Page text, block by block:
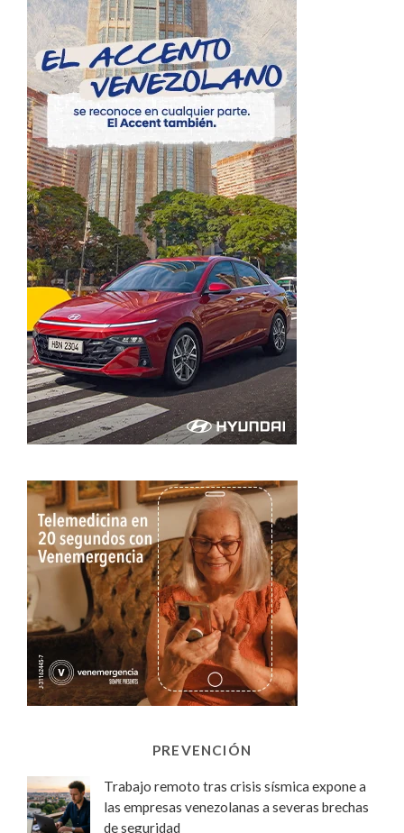
PREVENCIÓN
Trabajo remoto tras crisis sísmica expone a
las empresas venezolanas a severas brechas
de seguridad